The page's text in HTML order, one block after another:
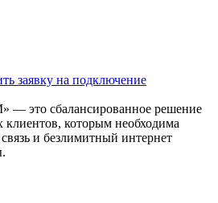
заявку на подключение
— это сбалансированное решение
которым необходима
и безлимитный интернет